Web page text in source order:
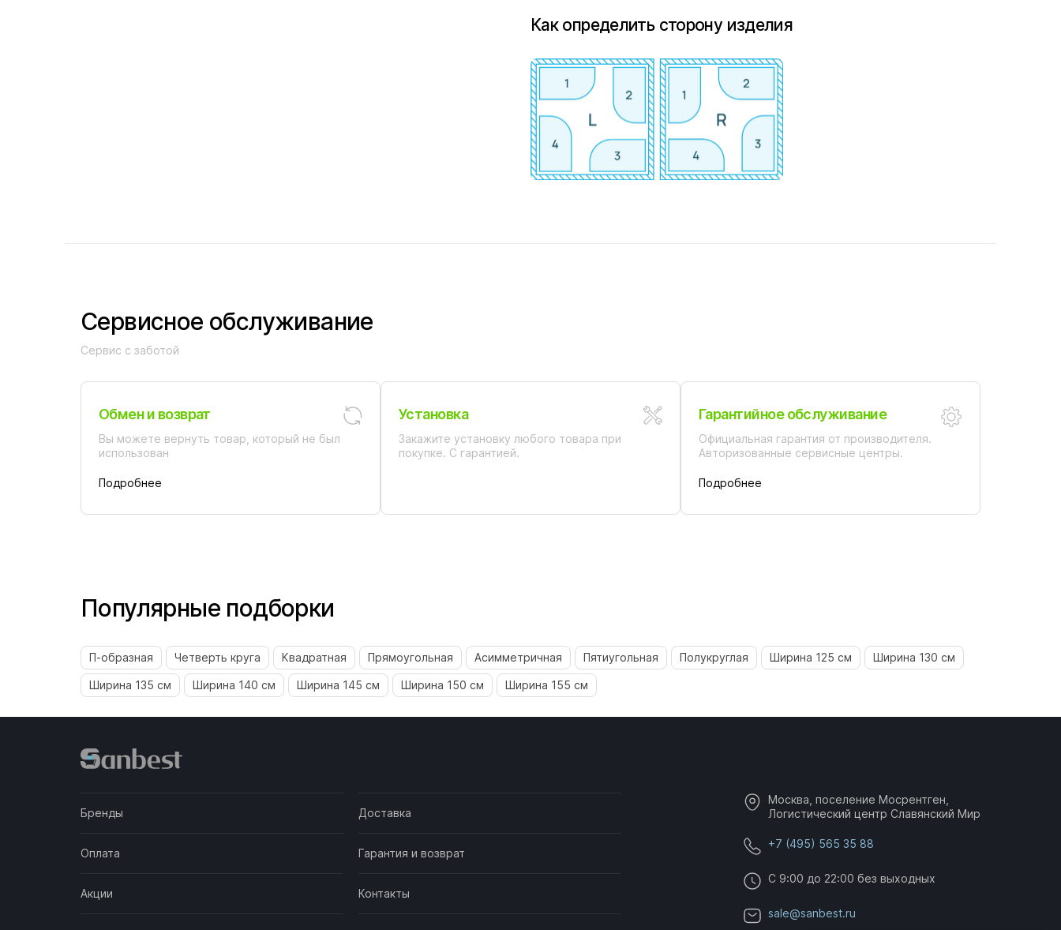
Как определить сторону изделия
Сервисное обслуживание
Сервис с заботой
Обмен и возврат
Вы можете вернуть товар, который не был
использован
Подробнее
Установка
Закажите установку любого товара при
покупке. С гарантией.
Гарантийное обслуживание
Официальная гарантия от производителя.
Авторизованные сервисные центры.
Подробнее
Популярные подборки
П-образная Четверть круга Квадратная Прямоугольная Асимметричная Пятиугольная Полукруглая Ширина 125 см Ширина 130 см
Ширина 135 см Ширина 140 см Ширина 145 см Ширина 150 см Ширина 155 см
Бренды Доставка
Оплата Гарантия и возврат
Акции Контакты
Москва, поселение Мосрентген,
Логистический центр Славянский Мир
+7 (495) 565 35 88
C 9:00 до 22:00 без выходных
sale@sanbest.ru